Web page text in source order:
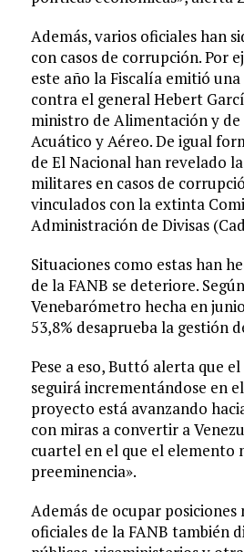
Además, varios oficiales han
con casos de corrupción. Por
este año la Fiscalía emitió
contra el general Hebert
ministro de Alimentación y
Acuático y Aéreo. De igual
de El Nacional han revelado
militares en casos de
vinculados con la extinta
Administración de Divisas
Situaciones como estas han
de la FANB se deteriore.
Venebarómetro hecha en
53,8% desaprueba la gestión
Pese a eso, Buttó alerta que
seguirá incrementándose en
proyecto está avanzando
con miras a convertir a
cuartel en el que el elemento
preeminencia».
Además de ocupar posiciones
oficiales de la FANB también